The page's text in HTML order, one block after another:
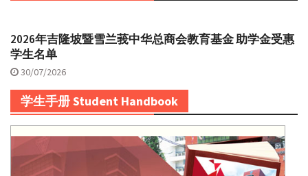
2026年吉隆坡暨雪兰莪中华总商会教育基金 助学金受惠
学生名单
30/07/2026
学生手册 Student Handbook